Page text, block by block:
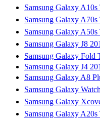
Samsung Galaxy
Samsung Galaxy
Samsung Galaxy
Samsung Galaxy J8
Samsung Galaxy Fold
Samsung Galaxy J4
Samsung Galaxy A8
Samsung Galaxy
Samsung Galaxy
Samsung Galaxy